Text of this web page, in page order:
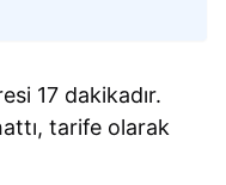
17 dakikadır.
tarife olarak